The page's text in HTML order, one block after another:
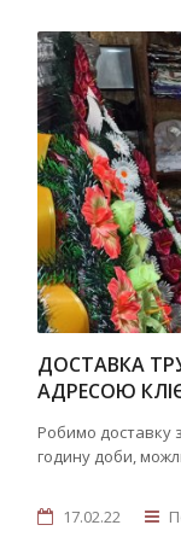
ДОСТАВКА
АДРЕСОЮ
Робимо доставку
годину доби,
17.02.22